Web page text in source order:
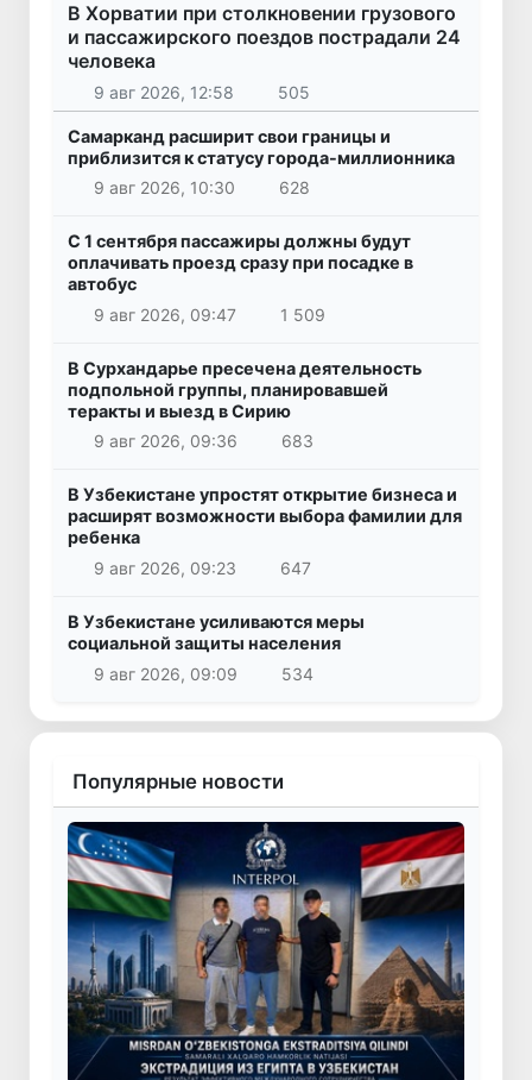
В Хорватии при столкновении грузового
и пассажирского поездов пострадали 24
человека
9 авг 2026, 12:58 505
Самарканд расширит свои границы и
приблизится к статусу города-миллионника
9 авг 2026, 10:30
628
С 1 сентября пассажиры должны будут
оплачивать проезд сразу при посадке в
автобус
9 авг 2026, 09:47
1 509
В Сурхандарье пресечена деятельность
подпольной группы, планировавшей
теракты и выезд в Сирию
9 авг 2026, 09:36
683
В Узбекистане упростят открытие бизнеса и
расширят возможности выбора фамилии для
ребенка
9 авг 2026, 09:23
647
В Узбекистане усиливаются меры
социальной защиты населения
9 авг 2026, 09:09
534
Популярные новости